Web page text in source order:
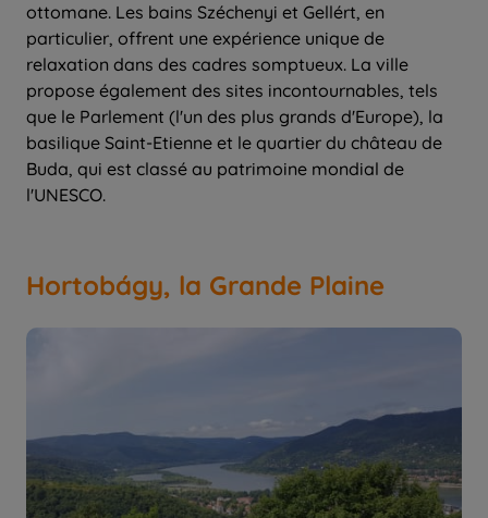
ottomane. Les bains Széchenyi et Gellért, en
particulier, offrent une expérience unique de
relaxation dans des cadres somptueux. La ville
propose également des sites incontournables, tels
que le Parlement (l'un des plus grands d'Europe), la
basilique Saint-Etienne et le quartier du château de
Buda, qui est classé au patrimoine mondial de
l'UNESCO.
Hortobágy, la Grande Plaine